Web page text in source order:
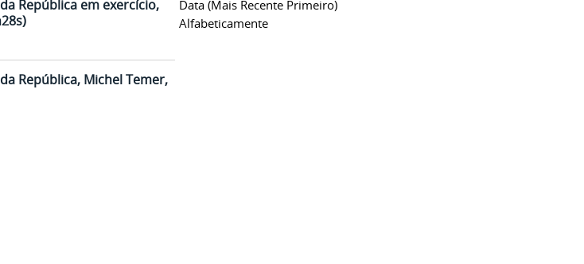
Data (mais Recente Primeiro)
Alfabeticamente
República em exercício,
República, Michel Temer,